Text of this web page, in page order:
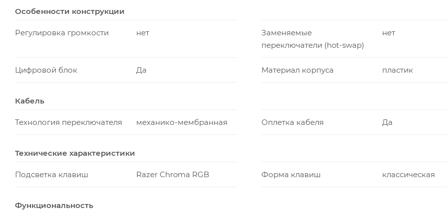
Особенности конструкции
Регулировка громкости нет
Заменяемые
переключатели (hot-swap)
нет
Цифровой блок Да Материал корпуса пластик
Кабель
Технология переключателя механико-мембранная Оплетка кабеля Да
Технические характеристики
Подсветка клавиш Razer Chroma RGB Форма клавиш классическая
Функциональность